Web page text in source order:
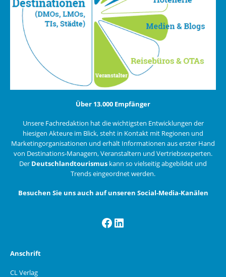
Über 13.000 Empfänger
Unsere Fachredaktion hat die wichtigsten Entwicklungen der
hiesigen Akteure im Blick, steht in Kontakt mit Regionen und
Marketingorganisationen und erhält Informationen aus erster Hand
von Destinations-Managern, Veranstaltern und Vertriebsexperten.
Der Deutschlandtourismus kann so vielseitig abgebildet und
Trends eingeordnet werden.
Besuchen Sie uns auch auf unseren Social-Media-Kanälen
Facebook
LinkedIn
Anschrift
CL Verlag